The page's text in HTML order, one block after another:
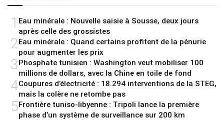
1 Eau minérale : Nouvelle saisie à Sousse, deux jours
après celle des grossistes
2 Eau minérale : Quand certains profitent de la pénurie
pour augmenter les prix
3Phosphate tunisien : Washington veut mobiliser 100
millions de dollars, avec la Chine en toile de fond
4Coupures d’électricité : 18.294 interventions de la STEG,
mais la colère ne retombe pas
5Frontière tuniso-libyenne : Tripoli lance la première
phase d’un système de surveillance sur 200 km